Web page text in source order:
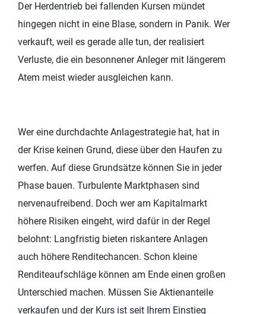
Der Herdentrieb bei fallenden Kursen mündet
hingegen nicht in eine Blase, sondern in Panik. Wer
verkauft, weil es gerade alle tun, der realisiert
Verluste, die ein besonnener Anleger mit längerem
Atem meist wieder ausgleichen kann.
Wer eine durchdachte Anlagestrategie hat, hat in
der Krise keinen Grund, diese über den Haufen zu
werfen. Auf diese Grundsätze können Sie in jeder
Phase bauen. Turbulente Marktphasen sind
nervenaufreibend. Doch wer am Kapitalmarkt
höhere Risiken eingeht, wird dafür in der Regel
belohnt: Langfristig bieten riskantere Anlagen
auch höhere Renditechancen. Schon kleine
Renditeaufschläge können am Ende einen großen
Unterschied machen. Müssen Sie Aktienanteile
verkaufen und der Kurs ist seit Ihrem Einstieg